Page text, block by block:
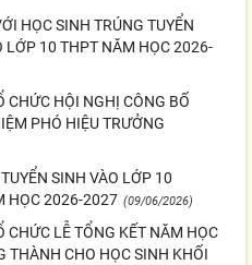
HỌC SINH TRÚNG TUYỂN
LỚP 10 THPT NĂM HỌC 2026-
CHỨC HỘI NGHỊ CÔNG BỐ
PHÓ HIỆU TRƯỞNG
SINH VÀO LỚP 10
HỌC 2026-2027 (09/06/2026)
CHỨC LỄ TỔNG KẾT NĂM HỌC
THÀNH CHO HỌC SINH KHỐI